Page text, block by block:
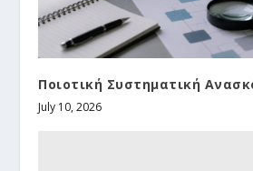
Ποιοτική Συστηματική
July 10, 2026